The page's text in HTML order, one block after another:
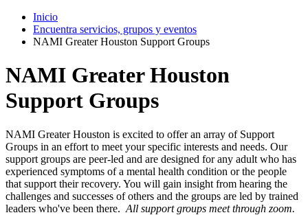
Inicio
Encuentra servicios, grupos y eventos
NAMI Greater Houston Support Groups
NAMI Greater Houston
Support Groups
NAMI Greater Houston is excited to offer an array of Support
Groups in an effort to meet your specific interests and needs. Our
support groups are peer-led and are designed for any adult who has
experienced symptoms of a mental health condition or the people
that support their recovery. You will gain insight from hearing the
challenges and successes of others and the groups are led by trained
leaders who've been there. All support groups meet through zoom.